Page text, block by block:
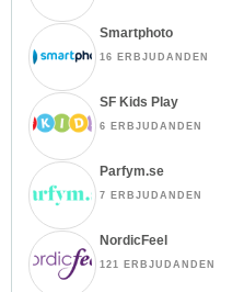
Smartphoto
16 ERBJUDANDEN
SF Kids Play
6 ERBJUDANDEN
Parfym.se
7 ERBJUDANDEN
NordicFeel
121 ERBJUDANDEN